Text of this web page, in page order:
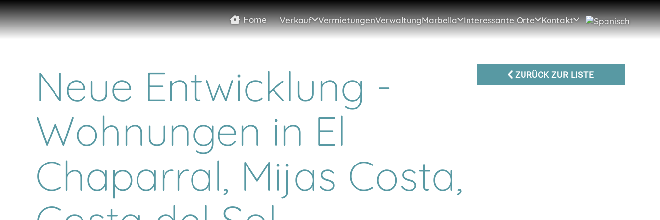
Home Verkauf VermietungenVerwaltungMarbella Interessante Orte Kontakt
Neue Entwicklung -
Wohnungen in El
Chaparral, Mijas Costa,
ZURÜCK ZUR LISTE